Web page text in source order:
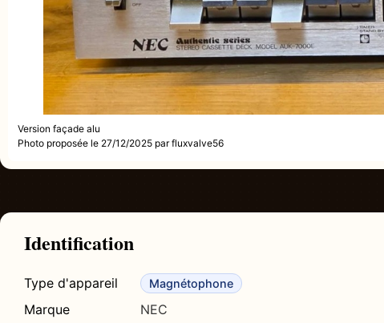
Version façade alu
Photo proposée le 27/12/2025 par fluxvalve56
Identification
Type d'appareil Magnétophone
Marque
NEC